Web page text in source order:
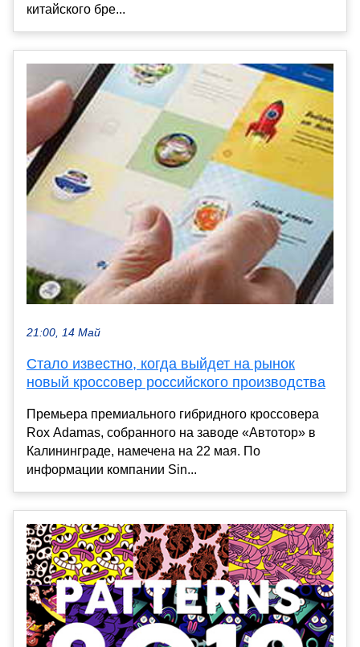
китайского бре...
21:00, 14 Май
Стало известно, когда выйдет на рынок
новый кроссовер российского производства
Премьера премиального гибридного кроссовера
Rox Adamas, собранного на заводе «Автотор» в
Калининграде, намечена на 22 мая. По
информации компании Sin...